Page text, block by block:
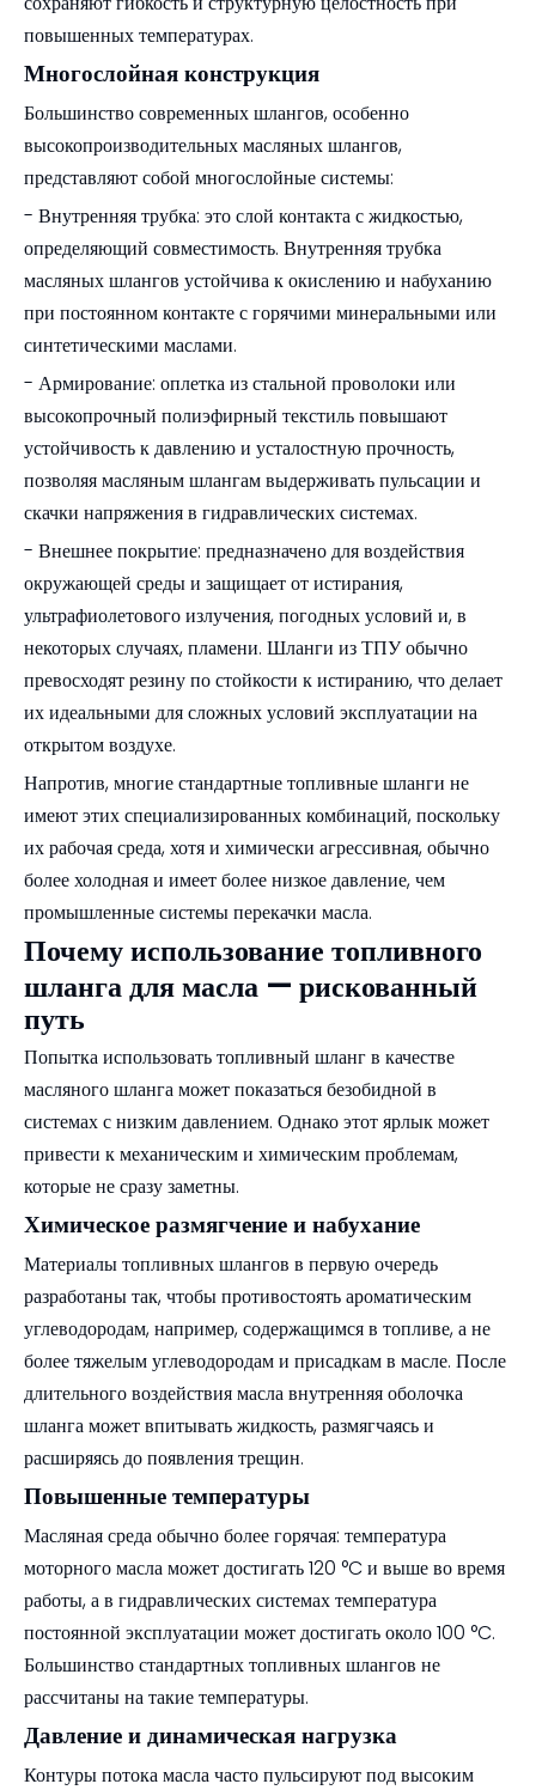
повышенных температурах.
Многослойная конструкция
Большинство современных шлангов, особенно
высокопроизводительных масляных шлангов,
представляют собой многослойные системы:
- Внутренняя трубка: это слой контакта с жидкостью,
определяющий совместимость. Внутренняя трубка
масляных шлангов устойчива к окислению и набуханию
при постоянном контакте с горячими минеральными или
синтетическими маслами.
- Армирование: оплетка из стальной проволоки или
высокопрочный полиэфирный текстиль повышают
устойчивость к давлению и усталостную прочность,
позволяя масляным шлангам выдерживать пульсации и
скачки напряжения в гидравлических системах.
- Внешнее покрытие: предназначено для воздействия
окружающей среды и защищает от истирания,
ультрафиолетового излучения, погодных условий и, в
некоторых случаях, пламени. Шланги из ТПУ обычно
превосходят резину по стойкости к истиранию, что делает
их идеальными для сложных условий эксплуатации на
открытом воздухе.
Напротив, многие стандартные топливные шланги не
имеют этих специализированных комбинаций, поскольку
их рабочая среда, хотя и химически агрессивная, обычно
более холодная и имеет более низкое давление, чем
промышленные системы перекачки масла.
Почему использование топливного
шланга для масла — рискованный
путь
Попытка использовать топливный шланг в качестве
масляного шланга может показаться безобидной в
системах с низким давлением. Однако этот ярлык может
привести к механическим и химическим проблемам,
которые не сразу заметны.
Химическое размягчение и набухание
Материалы топливных шлангов в первую очередь
разработаны так, чтобы противостоять ароматическим
углеводородам, например, содержащимся в топливе, а не
более тяжелым углеводородам и присадкам в масле. После
длительного воздействия масла внутренняя оболочка
шланга может впитывать жидкость, размягчаясь и
расширяясь до появления трещин.
Повышенные температуры
Масляная среда обычно более горячая: температура
моторного масла может достигать 120 °C и выше во время
работы, а в гидравлических системах температура
постоянной эксплуатации может достигать около 100 °C.
Большинство стандартных топливных шлангов не
рассчитаны на такие температуры.
Давление и динамическая нагрузка
Контуры потока масла часто пульсируют под высоким